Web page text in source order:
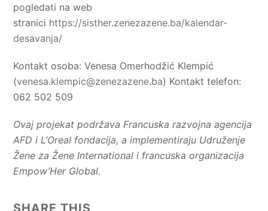
pogledati na web
stranici https://sisther.zenezazene.ba/kalendar-
desavanja/
Kontakt osoba: Venesa Omerhodžić Klempić
(venesa.klempic@zenezazene.ba) Kontakt telefon:
062 502 509
Ovaj projekat podržava Francuska razvojna agencija
AFD i L’Oreal fondacija, a implementiraju Udruženje
Žene za Žene International i francuska organizacija
Empow’Her Global.
SHARE THIS